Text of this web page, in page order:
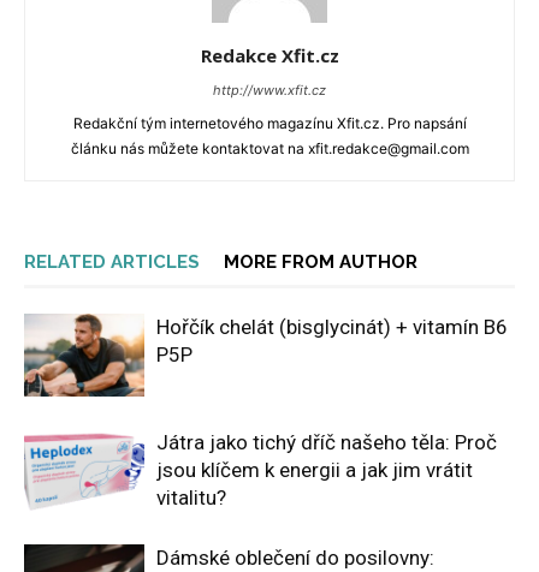
Redakce Xfit.cz
http://www.xfit.cz
Redakční tým internetového magazínu Xfit.cz. Pro napsání
článku nás můžete kontaktovat na xfit.redakce@gmail.com
RELATED ARTICLES MORE FROM AUTHOR
Hořčík chelát (bisglycinát) + vitamín B6
P5P
Játra jako tichý dříč našeho těla: Proč
jsou klíčem k energii a jak jim vrátit
vitalitu?
Dámské oblečení do posilovny: